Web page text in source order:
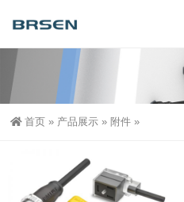
首页 » 产品展示 » 附件 »